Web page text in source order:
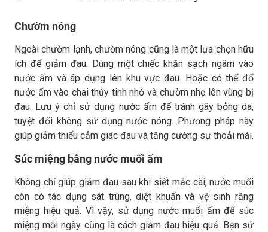
Chườm nóng
Ngoài chườm lạnh, chườm nóng cũng là một lựa chọn hữu
ích để giảm đau. Dùng một chiếc khăn sạch ngâm vào
nước ấm và áp dụng lên khu vực đau. Hoặc có thể đổ
nước ấm vào chai thủy tinh nhỏ và chườm nhẹ lên vùng bị
đau. Lưu ý chỉ sử dụng nước ấm để tránh gây bỏng da,
tuyệt đối không sử dụng nước nóng. Phương pháp này
giúp giảm thiểu cảm giác đau và tăng cường sự thoải mái.
Súc miệng bằng nước muối ấm
Không chỉ giúp giảm đau sau khi siết mắc cài, nước muối
còn có tác dụng sát trùng, diệt khuẩn và vệ sinh răng
miệng hiệu quả. Vì vậy, sử dụng nước muối ấm để súc
miệng mỗi ngày cũng là cách giảm đau hiệu quả. Bạn sử